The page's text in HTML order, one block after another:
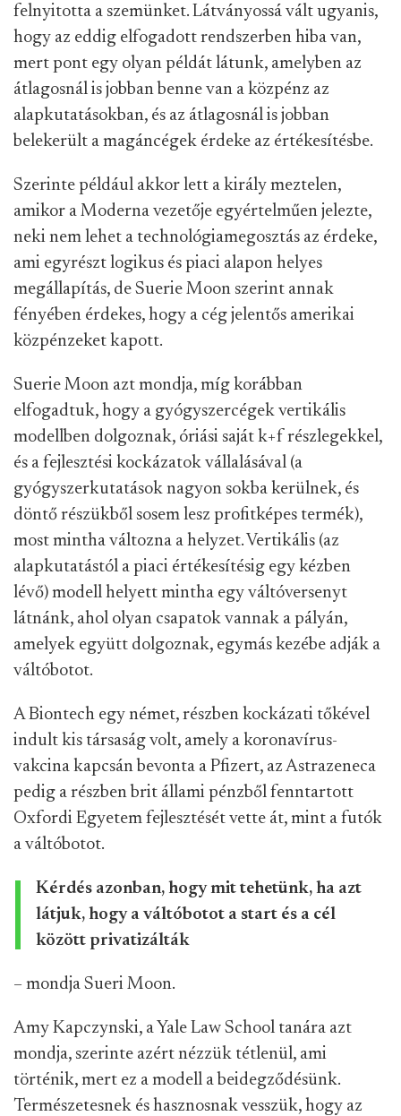
felnyitotta a szemünket. Látványossá vált ugyanis,
hogy az eddig elfogadott rendszerben hiba van,
mert pont egy olyan példát látunk, amelyben az
átlagosnál is jobban benne van a közpénz az
alapkutatásokban, és az átlagosnál is jobban
belekerült a magáncégek érdeke az értékesítésbe.
Szerinte például akkor lett a király meztelen,
amikor a Moderna vezetője egyértelműen jelezte,
neki nem lehet a technológiamegosztás az érdeke,
ami egyrészt logikus és piaci alapon helyes
megállapítás, de Suerie Moon szerint annak
fényében érdekes, hogy a cég jelentős amerikai
közpénzeket kapott.
Suerie Moon azt mondja, míg korábban
elfogadtuk, hogy a gyógyszercégek vertikális
modellben dolgoznak, óriási saját k+f részlegekkel,
és a fejlesztési kockázatok vállalásával (a
gyógyszerkutatások nagyon sokba kerülnek, és
döntő részükből sosem lesz profitképes termék),
most mintha változna a helyzet. Vertikális (az
alapkutatástól a piaci értékesítésig egy kézben
lévő) modell helyett mintha egy váltóversenyt
látnánk, ahol olyan csapatok vannak a pályán,
amelyek együtt dolgoznak, egymás kezébe adják a
váltóbotot.
A Biontech egy német, részben kockázati tőkével
indult kis társaság volt, amely a koronavírus-
vakcina kapcsán bevonta a Pfizert, az Astrazeneca
pedig a részben brit állami pénzből fenntartott
Oxfordi Egyetem fejlesztését vette át, mint a futók
a váltóbotot.
Kérdés azonban, hogy mit tehetünk, ha azt
látjuk, hogy a váltóbotot a start és a cél
között privatizálták
– mondja Sueri Moon.
Amy Kapczynski, a Yale Law School tanára azt
mondja, szerinte azért nézzük tétlenül, ami
történik, mert ez a modell a beidegződésünk.
Természetesnek és hasznosnak vesszük, hogy az